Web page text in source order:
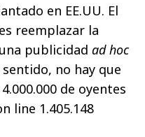
en EE.UU. El
reemplazar la
publicidad ad hoc
no hay que
de oyentes
line 1.405.148